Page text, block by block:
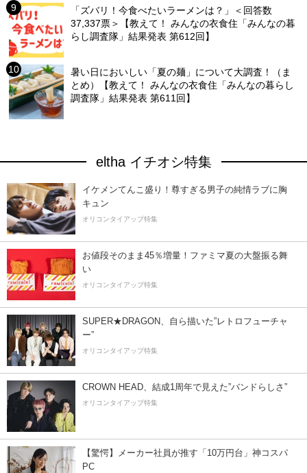
「ズバリ！今食べたいラーメンは？」＜回答数
37,337票＞【教えて！ みんなの衣食住「みんなの暮
らし調査隊」結果発表 第612回】
暑い日においしい「夏の麺」について大調査！（ま
とめ）【教えて！ みんなの衣食住「みんなの暮らし
調査隊」結果発表 第611回】
eltha イチオシ特集
イケメンてんこ盛り！尊すぎる男子の純情ラブに胸
キュン
オリコンタイアップ特集
お値段そのまま45％増量！ファミマ夏の大盤振る舞
い
オリコンタイアップ特集
SUPER★DRAGON、自ら描いた”レトロフューチャ
ー”
オリコンタイアップ特集
CROWN HEAD、結成1周年で見えた”バンドらしさ”
オリコンタイアップ特集
【驚愕】メーカー社員が推す「10万円台」神コスパ
PC